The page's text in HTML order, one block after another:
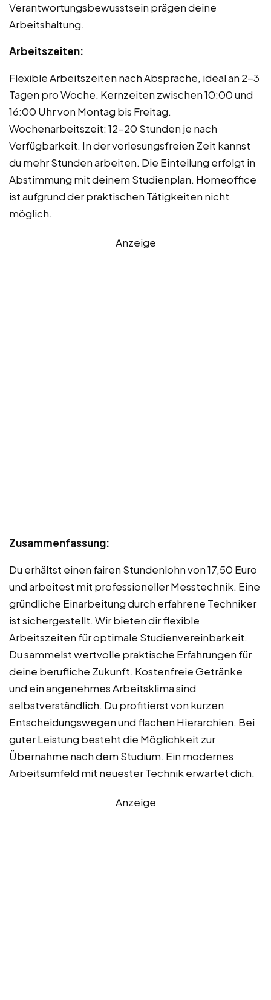
Verantwortungsbewusstsein prägen deine
Arbeitshaltung.
Arbeitszeiten:
Flexible Arbeitszeiten nach Absprache, ideal an 2-3
Tagen pro Woche. Kernzeiten zwischen 10:00 und
16:00 Uhr von Montag bis Freitag.
Wochenarbeitszeit: 12-20 Stunden je nach
Verfügbarkeit. In der vorlesungsfreien Zeit kannst
du mehr Stunden arbeiten. Die Einteilung erfolgt in
Abstimmung mit deinem Studienplan. Homeoffice
ist aufgrund der praktischen Tätigkeiten nicht
möglich.
Anzeige
Zusammenfassung:
Du erhältst einen fairen Stundenlohn von 17,50 Euro
und arbeitest mit professioneller Messtechnik. Eine
gründliche Einarbeitung durch erfahrene Techniker
ist sichergestellt. Wir bieten dir flexible
Arbeitszeiten für optimale Studienvereinbarkeit.
Du sammelst wertvolle praktische Erfahrungen für
deine berufliche Zukunft. Kostenfreie Getränke
und ein angenehmes Arbeitsklima sind
selbstverständlich. Du profitierst von kurzen
Entscheidungswegen und flachen Hierarchien. Bei
guter Leistung besteht die Möglichkeit zur
Übernahme nach dem Studium. Ein modernes
Arbeitsumfeld mit neuester Technik erwartet dich.
Anzeige